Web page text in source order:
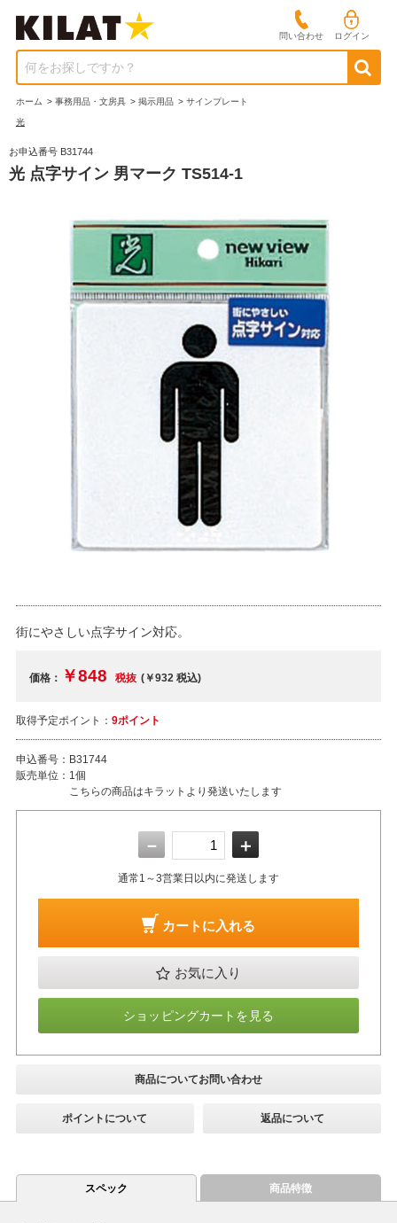
問い合わせ ログイン
何をお探しですか？
ホーム > 事務用品・文房具 > 掲示用品 > サインプレート
光
お申込番号 B31744
光 点字サイン 男マーク TS514-1
街にやさしい点字サイン対応。
価格： ￥848 税抜 (￥932税込)
取得予定ポイント： 9ポイント
申込番号： B31744
販売単位： 1個
こちらの商品はキラットより発送いたします
－ ＋
通常1～3営業日以内に発送します
カートに入れる
お気に入り
ショッピングカートを見る
商品についてお問い合わせ
ポイントについて 返品について
スペック 商品特徴